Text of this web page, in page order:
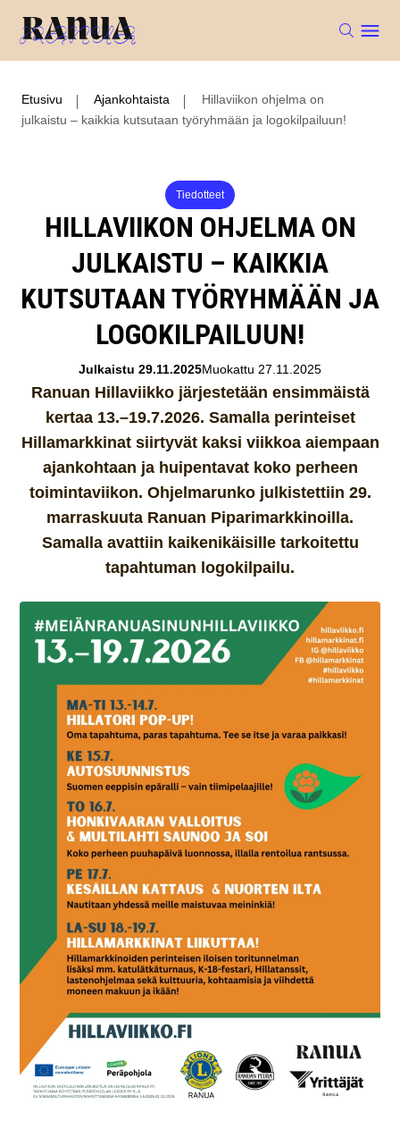
Etusivu Ajankohtaista
Hillaviikon ohjelma on
julkaistu – kaikkia kutsutaan työryhmään ja logokilpailuun!
Tiedotteet
HILLAVIIKON OHJELMA ON
JULKAISTU – KAIKKIA
KUTSUTAAN TYÖRYHMÄÄN JA
LOGOKILPAILUUN!
Julkaistu 29.11.2025Muokattu 27.11.2025
Ranuan Hillaviikko järjestetään ensimmäistä
kertaa 13.–19.7.2026. Samalla perinteiset
Hillamarkkinat siirtyvät kaksi viikkoa aiempaan
ajankohtaan ja huipentavat koko perheen
toimintaviikon. Ohjelmarunko julkistettiin 29.
marraskuuta Ranuan Piparimarkkinoilla.
Samalla avattiin kaikenikäisille tarkoitettu
tapahtuman logokilpailu.